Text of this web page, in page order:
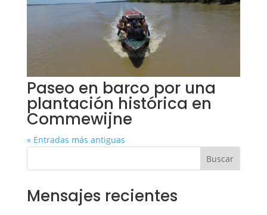
Paseo en barco por una
plantación histórica en
Commewijne
« Entradas más antiguas
Buscar
Mensajes recientes